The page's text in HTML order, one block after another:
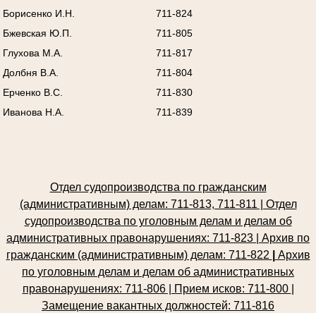
Борисенко И.Н.
711-824
Бжевская Ю.П.
711-805
Глухова М.А.
711-817
Долбня В.А.
711-804
Ерченко В.С.
711-830
Иванова Н.А.
711-839
Отдел судопроизводства по гражданским
(административным) делам: 711-813, 711-811 | Отдел
судопроизводства по уголовным делам и делам об
административных правонарушениях: 711-823 | Архив по
гражданским (административным) делам: 711-822
Архив
по уголовным делам и делам об административных
правонарушениях: 711-806 | Прием исков: 711-800
Замещение вакантных должностей: 711-816